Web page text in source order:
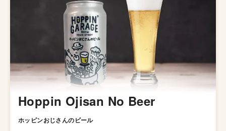
Hoppin Ojisan No Beer
ホッピンおじさんのビール